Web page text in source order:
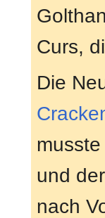
Curs,
Die
musste
und der
nach